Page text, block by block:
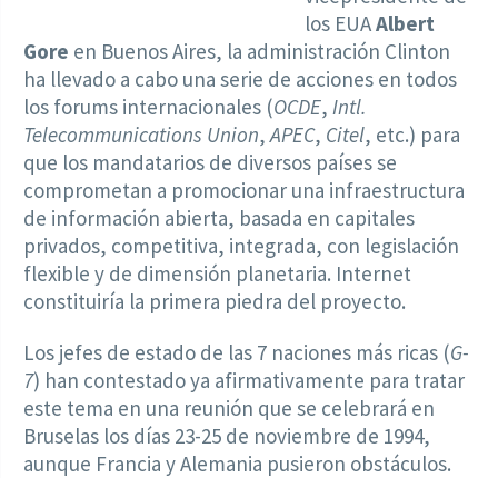
los EUAAlbert
Gore en Buenos Aires, la administración Clinton
ha llevado a cabo una serie de acciones en todos
los forums internacionales (OCDE, Intl.
Telecommunications Union,APEC, Citel, etc.) para
que los mandatarios de diversos países se
comprometan a promocionar una infraestructura
de información abierta, basada en capitales
privados, competitiva, integrada, con legislación
flexible y de dimensión planetaria. Internet
constituiría la primera piedra del proyecto.
Los jefes de estado de las 7 naciones más ricas (G-
7) han contestado ya afirmativamente para tratar
este tema en una reunión que se celebrará en
Bruselas los días 23-25 de noviembre de 1994,
aunque Francia y Alemania pusieron obstáculos.